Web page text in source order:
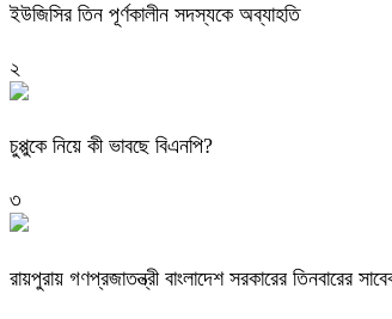
ইউজিসির তিন পূর্ণকালীন সদস্যকে অব্যাহতি
২
চুপ্পুকে নিয়ে কী ভাবছে বিএনপি?
৩
রায়পুরায় গণপ্রজাতন্ত্রী বাংলাদেশ সরকারের তিনবারের